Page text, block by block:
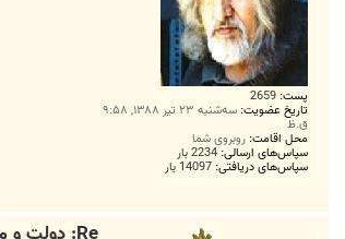
پست: 2659
تاریخ عضویت: سه‌شنبه ۲۳ تیر ۱۳۸۸, ۹:۵۸
ق.ظ
محل اقامت: روبروی شما
سپاس‌های ارسالی: 2234 بار
سپاس‌های دریافتی: 14097 بار